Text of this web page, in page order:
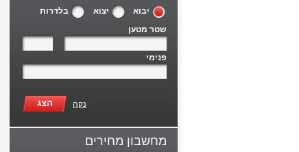
יבוא יצוא
בלדרות
שטר מטען
פנימי
הצג נקה
מחשבון מחירים